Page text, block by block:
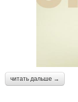
читать дальше →